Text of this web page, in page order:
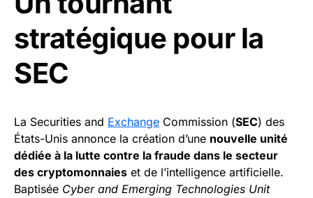
stratégique pour la
SEC
La Securities and Exchange Commission (SEC) des
États-Unis annonce la création d’une nouvelle unité
dédiée à la lutte contre la fraude dans le secteur
des cryptomonnaies et de l’intelligence artificielle.
Baptisée Cyber and Emerging Technologies Unit